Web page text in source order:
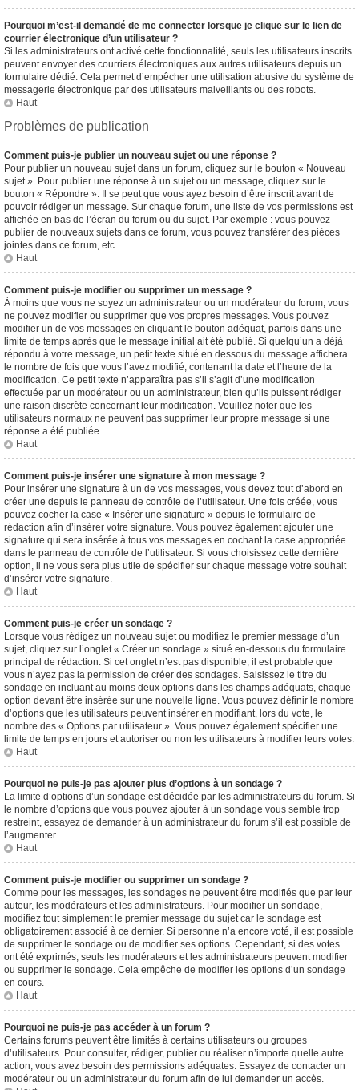
Pourquoi m’est-il demandé de me connecter lorsque je clique sur le lien de
courrier électronique d’un utilisateur ?
Si les administrateurs ont activé cette fonctionnalité, seuls les utilisateurs inscrits
peuvent envoyer des courriers électroniques aux autres utilisateurs depuis un
formulaire dédié. Cela permet d’empêcher une utilisation abusive du système de
messagerie électronique par des utilisateurs malveillants ou des robots.
Haut
Problèmes de publication
Comment puis-je publier un nouveau sujet ou une réponse ?
Pour publier un nouveau sujet dans un forum, cliquez sur le bouton « Nouveau
sujet ». Pour publier une réponse à un sujet ou un message, cliquez sur le
bouton « Répondre ». Il se peut que vous ayez besoin d’être inscrit avant de
pouvoir rédiger un message. Sur chaque forum, une liste de vos permissions est
affichée en bas de l’écran du forum ou du sujet. Par exemple : vous pouvez
publier de nouveaux sujets dans ce forum, vous pouvez transférer des pièces
jointes dans ce forum, etc.
Haut
Comment puis-je modifier ou supprimer un message ?
À moins que vous ne soyez un administrateur ou un modérateur du forum, vous
ne pouvez modifier ou supprimer que vos propres messages. Vous pouvez
modifier un de vos messages en cliquant le bouton adéquat, parfois dans une
limite de temps après que le message initial ait été publié. Si quelqu’un a déjà
répondu à votre message, un petit texte situé en dessous du message affichera
le nombre de fois que vous l’avez modifié, contenant la date et l’heure de la
modification. Ce petit texte n’apparaîtra pas s’il s’agit d’une modification
effectuée par un modérateur ou un administrateur, bien qu’ils puissent rédiger
une raison discrète concernant leur modification. Veuillez noter que les
utilisateurs normaux ne peuvent pas supprimer leur propre message si une
réponse a été publiée.
Haut
Comment puis-je insérer une signature à mon message ?
Pour insérer une signature à un de vos messages, vous devez tout d’abord en
créer une depuis le panneau de contrôle de l’utilisateur. Une fois créée, vous
pouvez cocher la case « Insérer une signature » depuis le formulaire de
rédaction afin d’insérer votre signature. Vous pouvez également ajouter une
signature qui sera insérée à tous vos messages en cochant la case appropriée
dans le panneau de contrôle de l’utilisateur. Si vous choisissez cette dernière
option, il ne vous sera plus utile de spécifier sur chaque message votre souhait
d’insérer votre signature.
Haut
Comment puis-je créer un sondage ?
Lorsque vous rédigez un nouveau sujet ou modifiez le premier message d’un
sujet, cliquez sur l’onglet « Créer un sondage » situé en-dessous du formulaire
principal de rédaction. Si cet onglet n’est pas disponible, il est probable que
vous n’ayez pas la permission de créer des sondages. Saisissez le titre du
sondage en incluant au moins deux options dans les champs adéquats, chaque
option devant être insérée sur une nouvelle ligne. Vous pouvez définir le nombre
d’options que les utilisateurs peuvent insérer en modifiant, lors du vote, le
nombre des « Options par utilisateur ». Vous pouvez également spécifier une
limite de temps en jours et autoriser ou non les utilisateurs à modifier leurs votes.
Haut
Pourquoi ne puis-je pas ajouter plus d’options à un sondage ?
La limite d’options d’un sondage est décidée par les administrateurs du forum. Si
le nombre d’options que vous pouvez ajouter à un sondage vous semble trop
restreint, essayez de demander à un administrateur du forum s’il est possible de
l’augmenter.
Haut
Comment puis-je modifier ou supprimer un sondage ?
Comme pour les messages, les sondages ne peuvent être modifiés que par leur
auteur, les modérateurs et les administrateurs. Pour modifier un sondage,
modifiez tout simplement le premier message du sujet car le sondage est
obligatoirement associé à ce dernier. Si personne n’a encore voté, il est possible
de supprimer le sondage ou de modifier ses options. Cependant, si des votes
ont été exprimés, seuls les modérateurs et les administrateurs peuvent modifier
ou supprimer le sondage. Cela empêche de modifier les options d’un sondage
en cours.
Haut
Pourquoi ne puis-je pas accéder à un forum ?
Certains forums peuvent être limités à certains utilisateurs ou groupes
d’utilisateurs. Pour consulter, rédiger, publier ou réaliser n’importe quelle autre
action, vous avez besoin des permissions adéquates. Essayez de contacter un
modérateur ou un administrateur du forum afin de lui demander un accès.